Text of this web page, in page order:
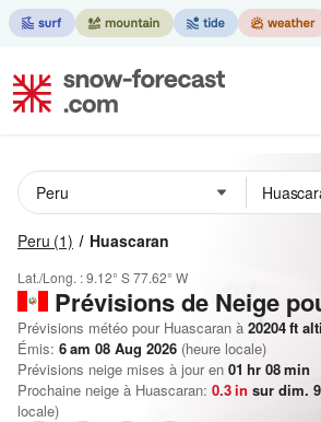
Peru (1) Huascaran
Lat./Long. :9.12° S77.62° W
Prévisions de Neige
Prévisions météo pour Huascaran à 20204ft
Émis: 6 am 08 Aug 2026 (heure locale)
Prévisions neige mises à jour en 01 hr 08min
Prochaine neige à Huascaran: 0.3in sur dim. 9
locale)